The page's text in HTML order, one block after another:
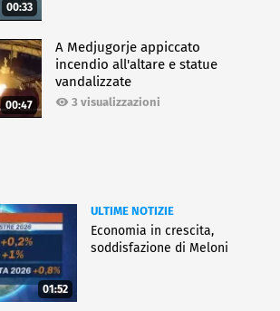
00:33
00:47
A Medjugorje appiccato
incendio all'altare e statue
vandalizzate
3 visualizzazioni
01:52
ULTIME NOTIZIE
Economia in crescita,
soddisfazione di Meloni